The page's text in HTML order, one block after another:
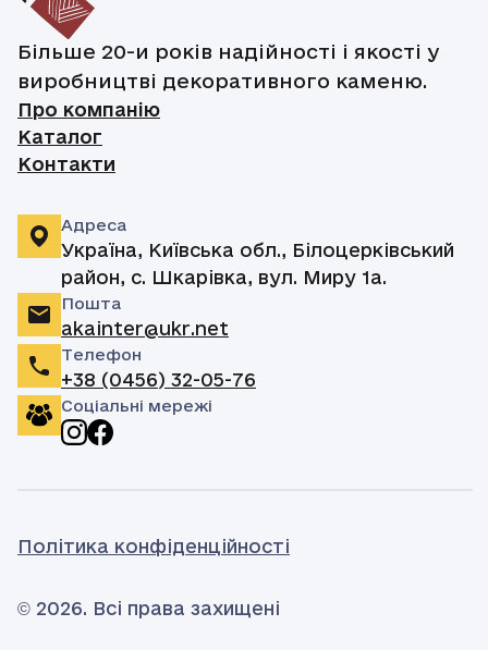
Більше 20-и років надійності і якості у
виробництві декоративного каменю.
Про компанію
Каталог
Контакти
Адреса
Україна, Київська обл., Білоцерківський
район, с. Шкарівка, вул. Миру 1а.
Пошта
akainter@ukr.net
Телефон
+38 (0456) 32-05-76
Соціальні мережі
Політика конфіденційності
© 2026. Всі права захищені